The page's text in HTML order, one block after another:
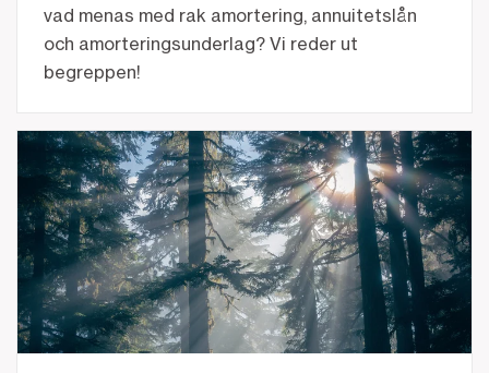
vad menas med rak amortering, annuitetslån
och amorteringsunderlag? Vi reder ut
begreppen!
Så kan du hantera skogens intäkter och kostnader